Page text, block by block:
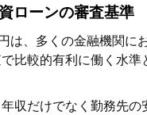
ローンの審査基準
は、多くの金融機関に
比較的有利に働く水準
収だけでなく勤務先の